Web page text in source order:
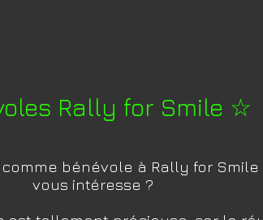
Rally for Smile ☆
bénévole à Rally for Smile
vous intéresse ?